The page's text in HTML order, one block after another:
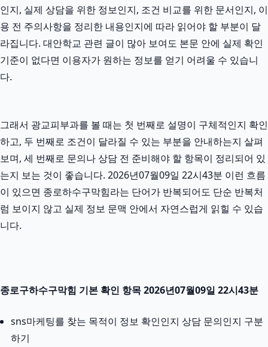
인지, 실제 상담을 위한 정보인지, 조건 비교를 위한 문서인지, 이
용 전 주의사항을 정리한 내용인지에 따라 읽어야 할 부분이 달
라집니다. 대안학교 관련 글이 많아 보여도 본문 안에 실제 확인
기준이 없다면 이용자가 원하는 정보를 얻기 어려울 수 있습니
다.
그래서 광교피부과를 볼 때는 첫 번째로 설명이 구체적인지 확인
하고, 두 번째로 조건이 달라질 수 있는 부분을 안내하는지 살펴
보며, 세 번째로 문의나 상담 전 준비해야 할 항목이 정리되어 있
는지 보는 것이 좋습니다. 2026년07월09일 22시43분 이런 흐름
이 있으면 종로하수구막힘라는 단어가 반복되어도 단순 반복처
럼 보이지 않고 실제 정보 문맥 안에서 자연스럽게 읽힐 수 있습
니다.
종로구하수구막힘 기본 확인 항목 2026년07월09일 22시43분
sns마케팅를 찾는 목적이 정보 확인인지 상담 문의인지 구분
하기